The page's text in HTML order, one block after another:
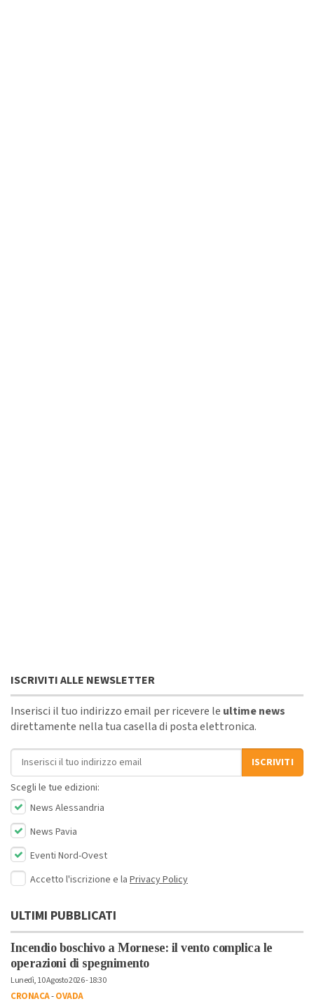
ISCRIVITI ALLE NEWSLETTER
Inserisci il tuo indirizzo email per ricevere le ultime news
direttamente nella tua casella di posta elettronica.
Indirizzo email
ISCRIVITI
Scegli le tue edizioni:
News Alessandria
News Pavia
Eventi Nord-Ovest
Accetto l'iscrizione e la Privacy Policy
ULTIMI PUBBLICATI
Incendio boschivo a Mornese: il vento complica le
operazioni di spegnimento
Lunedì, 10 Agosto 2026 - 18:30
CRONACA-OVADA